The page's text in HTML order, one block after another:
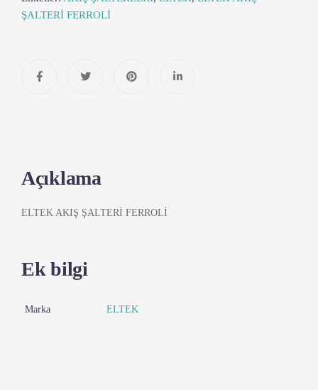
ŞALTERİ FERROLİ
Açıklama
ELTEK AKIŞ ŞALTERİ FERROLİ
Ek bilgi
Marka ELTEK